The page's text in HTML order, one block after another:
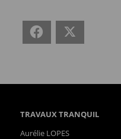
Facebook
TRAVAUX TRANQUIL
Aurélie LOPES